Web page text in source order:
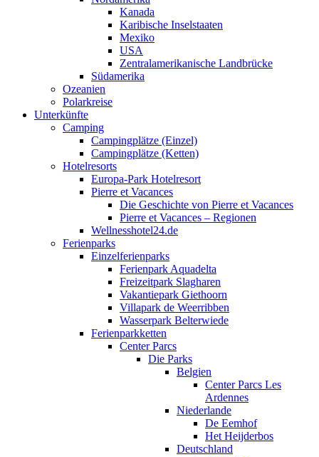
Kanada
Karibische Inselstaaten
Mexiko
USA
Zentralamerikanische Landbrücke
Südamerika
Ozeanien
Polarkreise
Unterkünfte
Camping
Campingplätze (Einzel)
Campingplätze (Ketten)
Hotelresorts
Europa-Park Hotelresort
Pierre et Vacances
Die Geschichte von Pierre et Vacances
Pierre et Vacances – Regionen
Wellnesshotel24.de
Ferienparks
Einzelferienparks
Ferienpark Aquadelta
Freizeitpark Slagharen
Vakantiepark Giethoorn
Villapark de Weerribben
Wasserpark Belterwiede
Ferienparkketten
Center Parcs
Die Parks
Belgien
Center Parcs Les
Ardennes
Niederlande
De Eemhof
Het Heijderbos
Deutschland